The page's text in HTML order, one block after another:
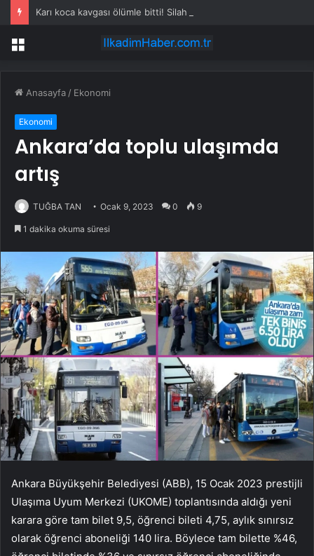
Menü
Anasayfa / Ekonomi
Ekonomi
Ankara’da toplu ulaşımda
artış
TUĞBA TAN Ocak 9, 2023 0 9
1 dakika okuma süresi
Ankara Büyükşehir Belediyesi (ABB), 15 Ocak 2023 prestijli
Ulaşıma Uyum Merkezi (UKOME) toplantısında aldığı yeni
karara göre tam bilet 9,5, öğrenci bileti 4,75, aylık sınırsız
olarak öğrenci aboneliği 140 lira. Böylece tam bilette %46,